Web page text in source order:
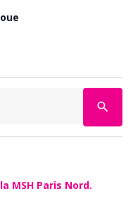
search
MSH Paris Nord.